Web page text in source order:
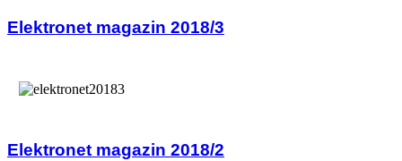
Elektronet magazin 2018/3
Elektronet magazin 2018/2